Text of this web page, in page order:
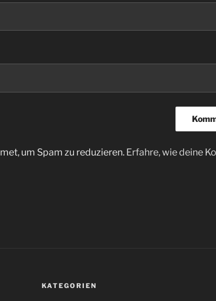
um Spam zu reduzieren. Erfahre, wie deine
KATEGORIEN